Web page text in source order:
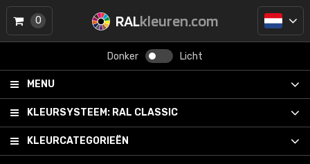
RALkleuren.com
Donker Licht
MENU
KLEURSYSTEEM: RAL CLASSIC
KLEURCATEGORIEËN
0